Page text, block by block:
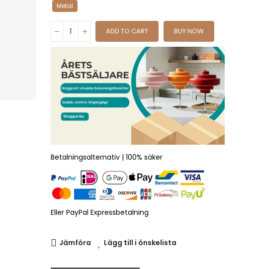
Metal
ADD TO CART BUY NOW
Betalningsalternativ | 100% säker
Eller PayPal Expressbetalning
Jämföra Lägg till i önskelista